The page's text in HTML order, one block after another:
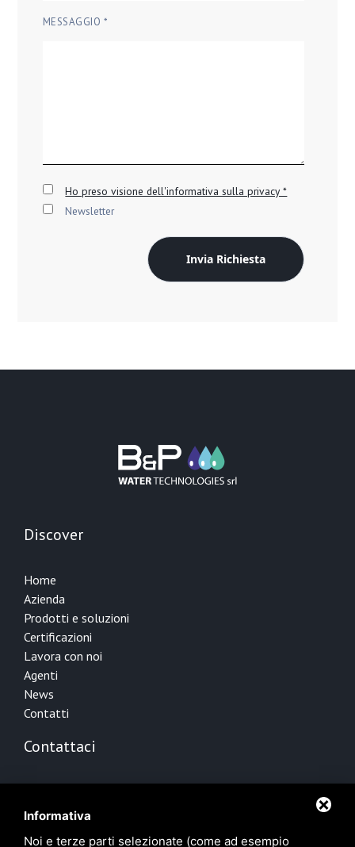
MESSAGGIO *
Ho preso visione dell'informativa sulla privacy *
Newsletter
Invia Richiesta
Discover
Home
Azienda
Prodotti e soluzioni
Certificazioni
Lavora con noi
Agenti
News
Contatti
Contattaci
+39 06 89021647
Informativa
Noi e terze parti selezionate (come ad esempio